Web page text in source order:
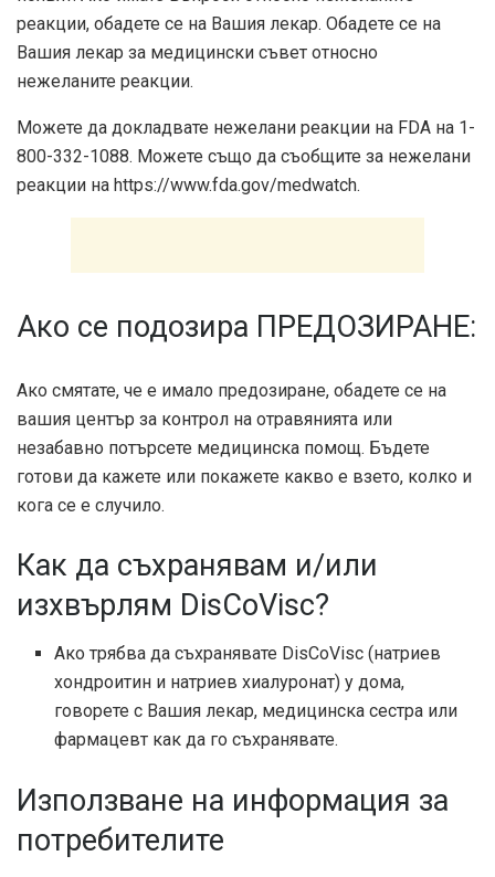
реакции, обадете се на Вашия лекар. Обадете се на
Вашия лекар за медицински съвет относно
нежеланите реакции.
Можете да докладвате нежелани реакции на FDA на 1-
800-332-1088. Можете също да съобщите за нежелани
реакции на https://www.fda.gov/medwatch.
Ако се подозира ПРЕДОЗИРАНЕ:
Ако смятате, че е имало предозиране, обадете се на
вашия център за контрол на отравянията или
незабавно потърсете медицинска помощ. Бъдете
готови да кажете или покажете какво е взето, колко и
кога се е случило.
Как да съхранявам и/или
изхвърлям DisCoVisc?
Ако трябва да съхранявате DisCoVisc (натриев
хондроитин и натриев хиалуронат) у дома,
говорете с Вашия лекар, медицинска сестра или
фармацевт как да го съхранявате.
Използване на информация за
потребителите